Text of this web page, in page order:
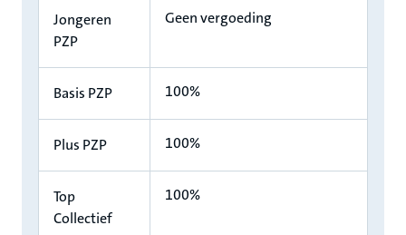
Jongeren
PZP
Geen vergoeding
Basis PZP 100%
Plus PZP 100%
Top
Collectief
100%